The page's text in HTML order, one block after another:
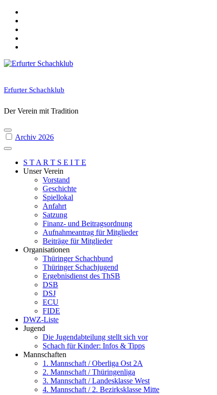
Skip
content
Erfurter Schachklub
Der Verein mit Tradition
Archiv 2026
S T A R T S E I T E
Unser Verein
Vorstand
Geschichte
Spiellokal
Anfahrt
Satzung
Finanz- und Beitragsordnung
Aufnahmeantrag für Mitglieder
Beiträge für Mitglieder
Organisationen
Thüringer Schachbund
Thüringer Schachjugend
Ergebnisdienst des ThSB
DSB
DSJ
ECU
FIDE
DWZ-Liste
Jugend
Die Jugendabteilung stellt sich vor
Schach für Kinder: Infos & Tipps
Mannschaften
1. Mannschaft / Oberliga Ost 2A
2. Mannschaft / Thüringenliga
3. Mannschaft / Landesklasse West
4. Mannschaft / 2. Bezirksklasse Mitte